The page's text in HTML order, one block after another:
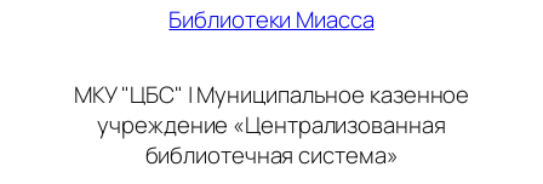
Библиотеки Миасса
МКУ "ЦБС" | Муниципальное казенное
учреждение «Централизованная
библиотечная система»